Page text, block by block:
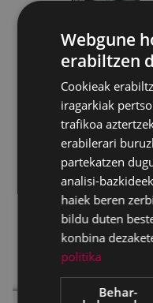
Webgune
erabiltzen
Cookieak
iragarkiak
trafikoa
erabilerari
partekatzen
analisi-
haiek beren
bildu duten
konbina
politika
Behar-